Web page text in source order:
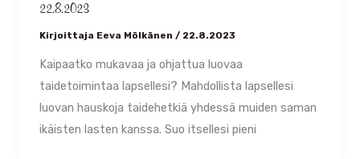
22.8.2023
Kirjoittaja Eeva Mölkänen / 22.8.2023
Kaipaatko mukavaa ja ohjattua luovaa
taidetoimintaa lapsellesi? Mahdollista lapsellesi
luovan hauskoja taidehetkiä yhdessä muiden saman
ikäisten lasten kanssa. Suo itsellesi pieni